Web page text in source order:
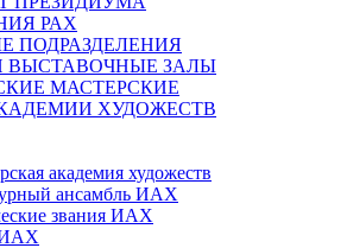
РАХ
ПОДРАЗДЕЛЕНИЯ
ВЫСТАВОЧНЫЕ ЗАЛЫ
МАСТЕРСКИЕ
ХУДОЖЕСТВ
академия художеств
ансамбль ИАХ
звания ИАХ
ИАХ